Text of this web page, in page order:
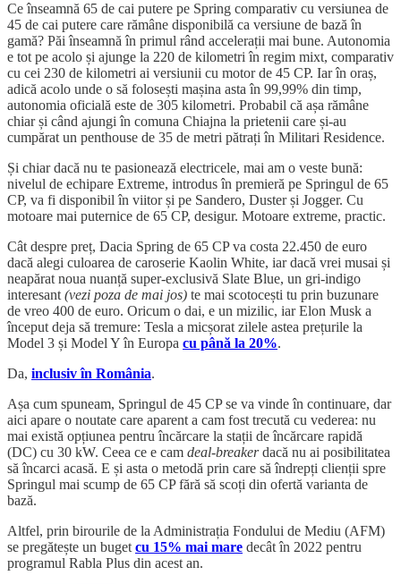
Ce înseamnă 65 de cai putere pe Spring comparativ cu versiunea de
45 de cai putere care rămâne disponibilă ca versiune de bază în
gamă? Păi înseamnă în primul rând accelerații mai bune. Autonomia
e tot pe acolo și ajunge la 220 de kilometri în regim mixt, comparativ
cu cei 230 de kilometri ai versiunii cu motor de 45 CP. Iar în oraș,
adică acolo unde o să folosești mașina asta în 99,99% din timp,
autonomia oficială este de 305 kilometri. Probabil că așa rămâne
chiar și când ajungi în comuna Chiajna la prietenii care și-au
cumpărat un penthouse de 35 de metri pătrați în Militari Residence.
Și chiar dacă nu te pasionează electricele, mai am o veste bună:
nivelul de echipare Extreme, introdus în premieră pe Springul de 65
CP, va fi disponibil în viitor și pe Sandero, Duster și Jogger. Cu
motoare mai puternice de 65 CP, desigur. Motoare extreme, practic.
Cât despre preț, Dacia Spring de 65 CP va costa 22.450 de euro
dacă alegi culoarea de caroserie Kaolin White, iar dacă vrei musai și
neapărat noua nuanță super-exclusivă Slate Blue, un gri-indigo
interesant (vezi poza de mai jos) te mai scotocești tu prin buzunare
de vreo 400 de euro. Oricum o dai, e un mizilic, iar Elon Musk a
început deja să tremure: Tesla a micșorat zilele astea prețurile la
Model 3 și Model Y în Europa cu până la 20%.
Da, inclusiv în România.
Așa cum spuneam, Springul de 45 CP se va vinde în continuare, dar
aici apare o noutate care aparent a cam fost trecută cu vederea: nu
mai există opțiunea pentru încărcare la stații de încărcare rapidă
(DC) cu 30 kW. Ceea ce e cam deal-breakerdacă nu ai posibilitatea
să încarci acasă. E și asta o metodă prin care să îndrepți clienții spre
Springul mai scump de 65 CP fără să scoți din ofertă varianta de
bază.
Altfel, prin birourile de la Administrația Fondului de Mediu (AFM)
se pregătește un buget cu 15% mai mare decât în 2022 pentru
programul Rabla Plus din acest an.